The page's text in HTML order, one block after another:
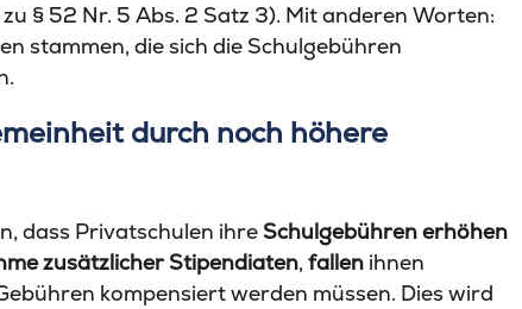
§ 52 Nr. 5 Abs. 2 Satz 3). Mit anderen Worten:
stammen, die sich die Schulgebühren
durch noch höhere
dass Privatschulen ihreSchulgebühren erhöhen
zusätzlicher Stipendiaten, fallen ihnen
kompensiert werden müssen. Dies wird